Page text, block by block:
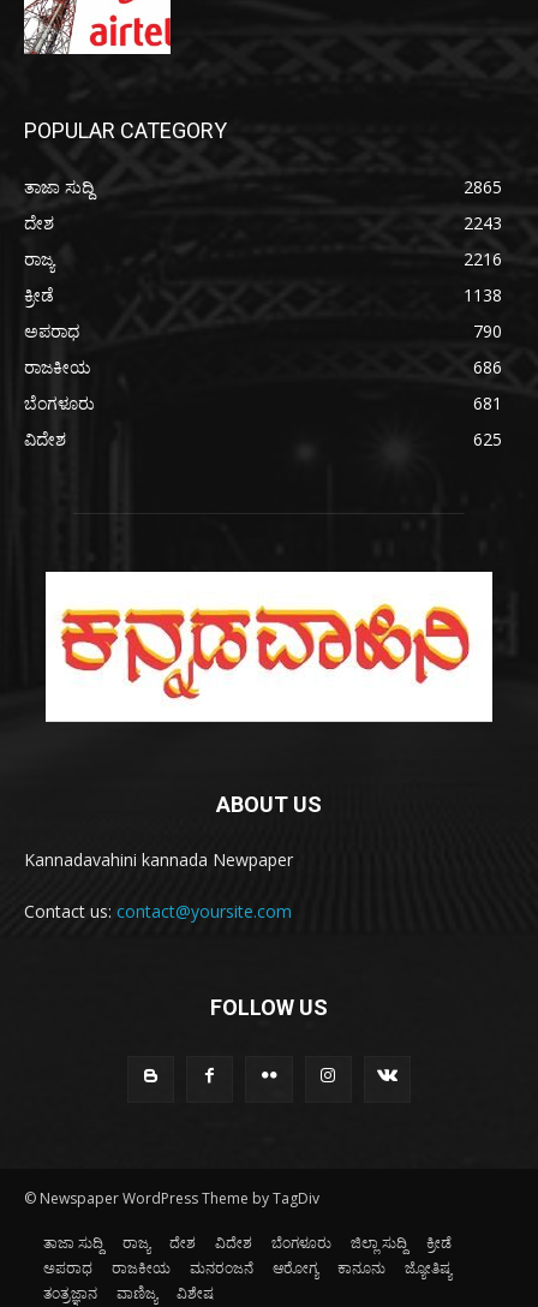
POPULAR CATEGORY
ತಾಜಾ ಸುದ್ದಿ
2865
ದೇಶ
2243
ರಾಜ್ಯ
2216
ಕ್ರೀಡೆ
1138
ಅಪರಾಧ
790
ರಾಜಕೀಯ
686
ಬೆಂಗಳೂರು
681
ವಿದೇಶ
625
ABOUT US
Kannadavahini kannada Newpaper
Contact us: contact@yoursite.com
FOLLOW US
© Newspaper WordPress Theme by TagDiv
ತಾಜಾ ಸುದ್ದಿ ರಾಜ್ಯ ದೇಶ ವಿದೇಶ ಬೆಂಗಳೂರು ಜಿಲ್ಲಾ ಸುದ್ದಿ
ಕ್ರೀಡೆ
ಅಪರಾಧ
ರಾಜಕೀಯ ಮನರಂಜನೆ ಆರೋಗ್ಯ ಕಾನೂನು
ಜ್ಯೋತಿಷ್ಯ
ತಂತ್ರಜ್ಞಾನ
ವಾಣಿಜ್ಯ ವಿಶೇಷ